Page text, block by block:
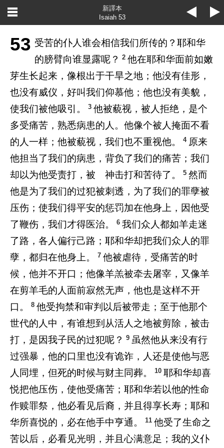
新譯本
Isaiah 53
53 受苦的仆人谁会相信我们所传的？耶和华
的膀臂向谁显露呢？
2他在耶和华面前如嫩
芽生长起来，像根出于干旱之地；他没有佳形，
也没有威仪，好叫我们仰慕他；他也没有美貌，
使我们被他吸引。
3 他被藐视，被人拒绝，是个
多受痛苦，熟悉病患的人。他像个被人掩面不看
的人一样；他被藐视，我们也不重视他。
4 原来
他担当了我们的病患，背负了我们的痛苦；我们
却以为他受责打，被 神击打和苦待了。
5 然而
他是为了我们的过犯被刺透，为了我们的罪孽被
压伤；使我们得平安的惩罚加在他身上，因他受
了鞭伤，我们才得医治。
6 我们众人都如羊走迷
了路，各人偏行己路；耶和华却把我们众人的罪
孽，都归在他身上。
7 他被虐待，受痛苦的时
候，他并不开口；他像羊羔被牵去屠宰，又像羊
在剪羊毛的人面前寂然无声，他也是这样不开
口。
8 他受拘禁和审判以后被带走；至于他那个
世代的人中，有谁想到从活人之地被剪除，被击
打，是因我子民的过犯呢？ 9 虽然他从来没有行
过强暴，他的口里也没有诡诈，人还是使他与恶
人同埋，但死的时候与财主同葬。
10 耶和华却喜
悦把他压伤，使他受痛苦；耶和华若以他的性命
作赎罪祭，他必看见后裔，并且得享长寿；耶和
华所喜悦的，必在他手中亨通。
11 他受了生命之
苦以后，必看见光明，并且心满意足；我的义仆